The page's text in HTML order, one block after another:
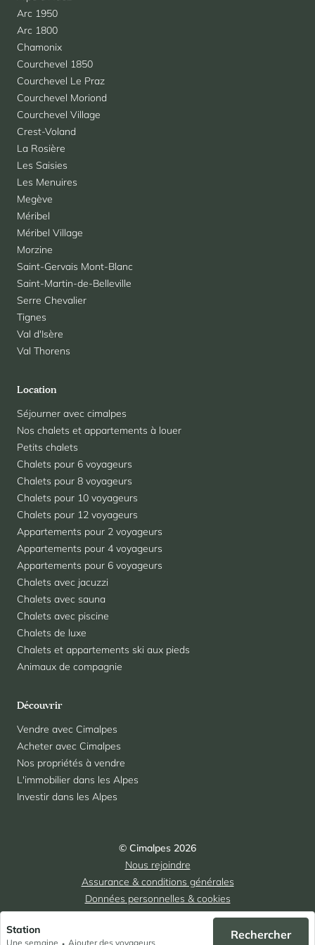
Station
Une semaine • Ajouter des voyageurs
Rechercher
Arc 1950
Arc 1800
Chamonix
Courchevel 1850
Courchevel Le Praz
Courchevel Moriond
Courchevel Village
Crest-Voland
La Rosière
Les Saisies
Les Menuires
Megève
Méribel
Méribel Village
Morzine
Saint-Gervais Mont-Blanc
Saint-Martin-de-Belleville
Serre Chevalier
Tignes
Val d'Isère
Val Thorens
Location
Séjourner avec cimalpes
Nos chalets et appartements à louer
Petits chalets
Chalets pour 6 voyageurs
Chalets pour 8 voyageurs
Chalets pour 10 voyageurs
Chalets pour 12 voyageurs
Appartements pour 2 voyageurs
Appartements pour 4 voyageurs
Appartements pour 6 voyageurs
Chalets avec jacuzzi
Chalets avec sauna
Chalets avec piscine
Chalets de luxe
Chalets et appartements ski aux pieds
Animaux de compagnie
Découvrir
Vendre avec Cimalpes
Acheter avec Cimalpes
Nos propriétés à vendre
L'immobilier dans les Alpes
Investir dans les Alpes
© Cimalpes 2026
Nous rejoindre
Assurance & conditions générales
Données personnelles & cookies
Mentions légales